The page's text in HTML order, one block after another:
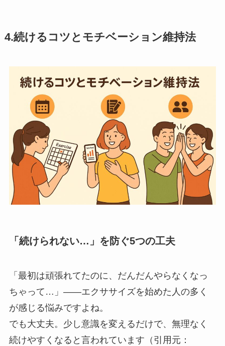
4.続けるコツとモチベーション維持法
「続けられない…」を防ぐ5つの工夫
「最初は頑張れてたのに、だんだんやらなくなっ
ちゃって…」——エクササイズを始めた人の多く
が感じる悩みですよね。
でも大丈夫。少し意識を変えるだけで、無理なく
続けやすくなると言われています（引用元：